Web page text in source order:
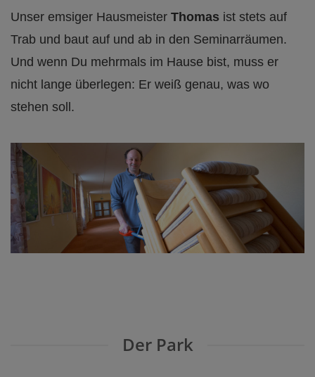
Unser emsiger Hausmeister Thomas ist stets auf
Trab und baut auf und ab in den Seminarräumen.
Und wenn Du mehrmals im Hause bist, muss er
nicht lange überlegen: Er weiß genau, was wo
stehen soll.
Der Park